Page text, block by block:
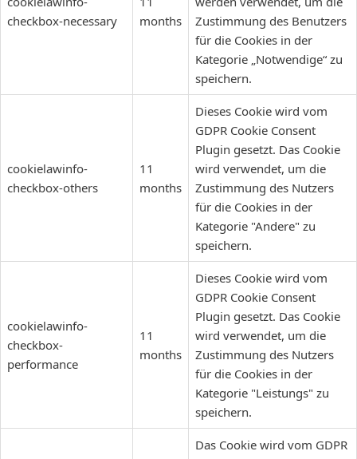
checkbox-necessary
months
Zustimmung des Benutzers
für die Cookies in der
Kategorie „Notwendige“ zu
speichern.
cookielawinfo-
checkbox-others
11
months
Dieses Cookie wird vom
GDPR Cookie Consent
Plugin gesetzt. Das Cookie
wird verwendet, um die
Zustimmung des Nutzers
für die Cookies in der
Kategorie "Andere" zu
speichern.
cookielawinfo-
checkbox-
performance
11
months
Dieses Cookie wird vom
GDPR Cookie Consent
Plugin gesetzt. Das Cookie
wird verwendet, um die
Zustimmung des Nutzers
für die Cookies in der
Kategorie "Leistungs" zu
speichern.
Das Cookie wird vom GDPR